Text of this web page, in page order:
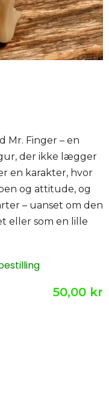
Mr. Finger – en
der ikke lægger
en karakter, hvor
og attitude, og
– uanset om den
eller som en lille
50,00 kr